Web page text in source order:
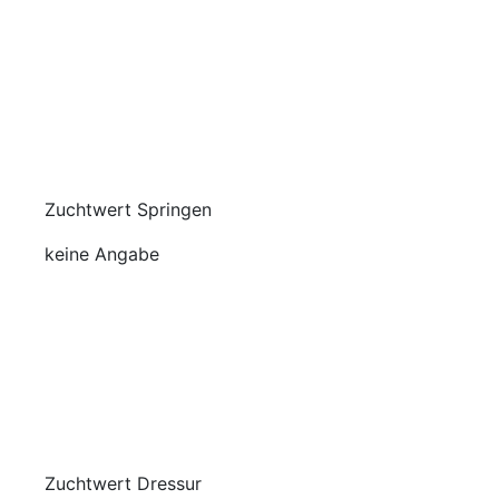
Zuchtwert Springen
keine Angabe
Zuchtwert Dressur